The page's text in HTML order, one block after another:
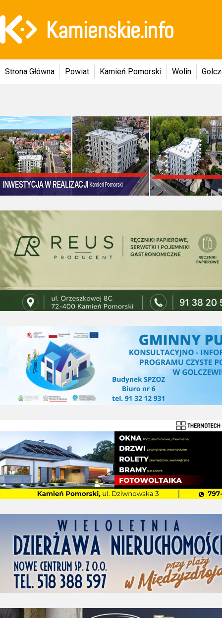
Strona Główna Powiat Kamień Pomorski Wolin